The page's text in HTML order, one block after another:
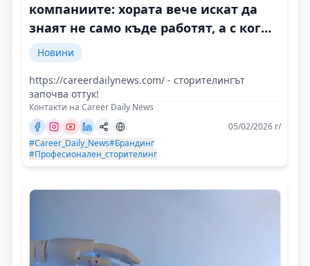
компаниите: хората вече искат да
знаят не само къде работят, а с кого
и защо
Новини
https://careerdailynews.com/ - сторителингът
започва оттук!
Контакти на Career Daily News
05/02/2026 г/
#Career_Daily_News#Брандинг
#Професионален_сторителинг